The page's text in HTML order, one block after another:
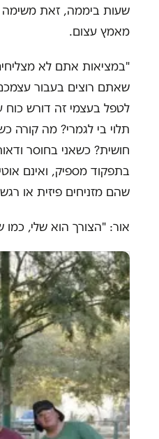
שעות ביממה, זאת
מאמץ עצום.
"במציאות אתם לא
שאתם רוצים בעבור
לטפל בעצמי זה דורש
תלוי בי לגמרי? מה קורה
חושית? כשאני בחוסר
בתפקוד מספיק, ואינם
שהם מזניחים פיזית או
אור: "הצורך הוא שלי,